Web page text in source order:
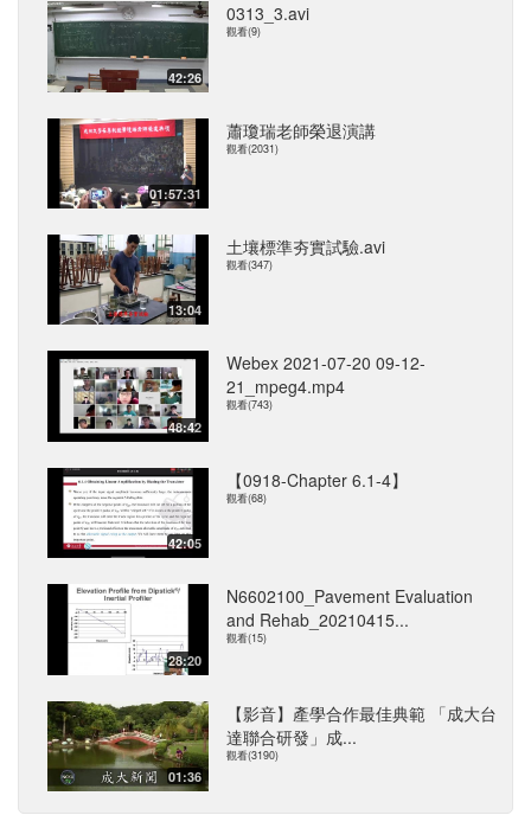
42:26
0313_3.avi
觀看(9)
01:57:31
蕭瓊瑞老師榮退演講
觀看(2031)
13:04
土壤標準夯實試驗.avi
觀看(347)
48:42
Webex 2021-07-20 09-12-
21_mpeg4.mp4
觀看(743)
42:05
【0918-Chapter 6.1-4】
觀看(68)
28:20
N6602100_Pavement Evaluation
and Rehab_20210415...
觀看(15)
01:36
【影音】產學合作最佳典範 「成大台
達聯合研發」成...
觀看(3190)